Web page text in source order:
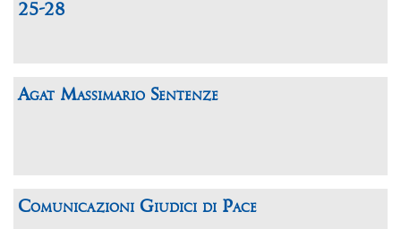
25-28
Agat Massimario Sentenze
Comunicazioni Giudici di Pace